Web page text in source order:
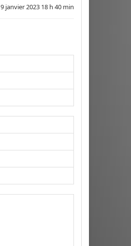
9 janvier 2023 18 h 40 min